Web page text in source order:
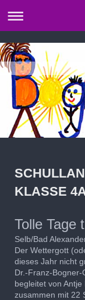
KLASSE
Tolle Tage
Selb/Bad
Der Wettergott
dieses Jahr nicht
Dr.-Franz-Bogner-
begleitet von
zusammen mit 22